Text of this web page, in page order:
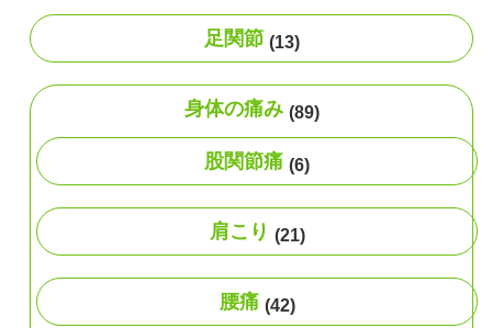
足関節 (13)
身体の痛み (89)
股関節痛 (6)
肩こり (21)
腰痛 (42)